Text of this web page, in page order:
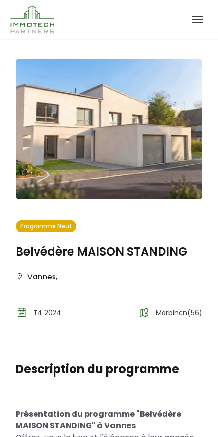
Programme Neuf
Belvédère MAISON STANDING
Vannes,
T4 2024 Morbihan(56)
Description du programme
Présentation du programme "Belvédère
MAISON STANDING" à Vannes